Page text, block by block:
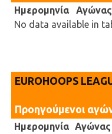
Ημερομηνία Αγώνας
No data available in
EUROHOOPS
Προηγούμενοι
Ημερομηνία Αγώνας